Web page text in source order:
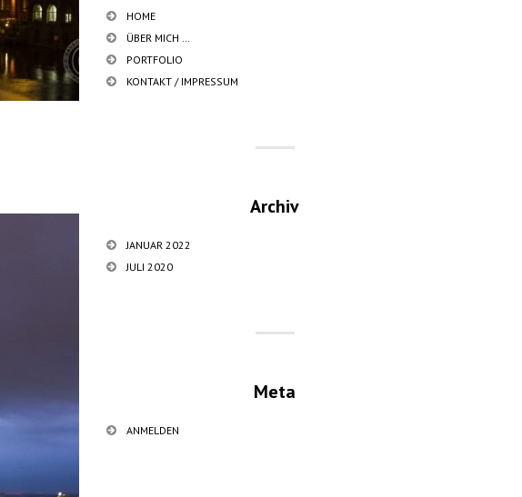
HOME
ÜBER MICH …
PORTFOLIO
KONTAKT / IMPRESSUM
Archiv
JANUAR 2022
JULI 2020
Meta
ANMELDEN